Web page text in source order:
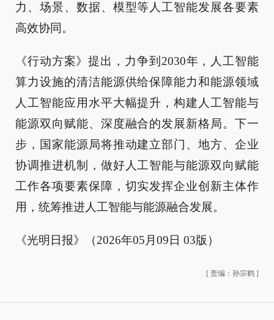
力、场景、数据、模型等人工智能发展各要素
高效协同。
《行动方案》提出，力争到2030年，人工智能
算力设施的清洁能源供给保障能力和能源领域
人工智能应用水平大幅提升，构建人工智能与
能源双向赋能、深度融合的发展新格局。下一
步，国家能源局将推动建立部门、地方、企业
协调推进机制，做好人工智能与能源双向赋能
工作各项要素保障，切实发挥企业创新主体作
用，统筹推进人工智能与能源融合发展。
《光明日报》（2026年05月09日 03版）
[ 责编：孙宗鹤 ]